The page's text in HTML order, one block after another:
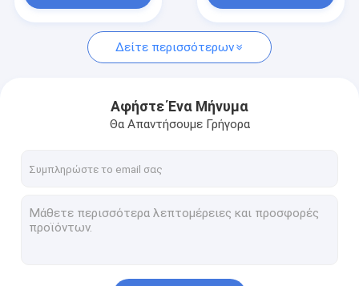
Πλανητική μηχανή εργαλείων
Σύγχρονη μηχανή εναλλασσόμενου ρεύματος
Σερβο μηχανή εναλλασσόμενου ρεύματος
Υβριδική Stepper μηχανή
Δείτε περισσότερων
Αφήστε Ένα Μήνυμα
Θα Απαντήσουμε Γρήγορα